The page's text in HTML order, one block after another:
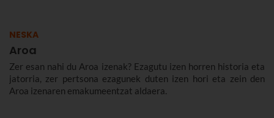
NESKA
Aroa
Zer esan nahi du Aroa izenak? Ezagutu izen horren historia eta
jatorria, zer pertsona ezagunek duten izen hori eta zein den
Aroa izenaren emakumeentzat aldaera.